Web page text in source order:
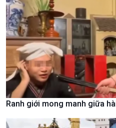
Giới thiệu
Ranh giới mong manh giữa